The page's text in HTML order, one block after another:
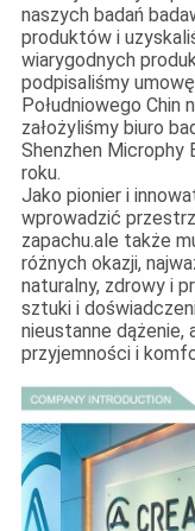
naszych badań
produktów i
wiarygodnych
podpisaliśmy
Południowego
założyliśmy biuro
Shenzhen Microphy
roku.
Jako pionier i
wprowadzić
zapachu.ale także
różnych okazji,
naturalny, zdrowy i
sztuki i
nieustanne
przyjemności i